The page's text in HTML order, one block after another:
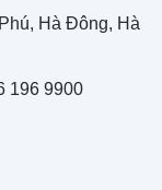
Hà Đông, Hà
196 9900